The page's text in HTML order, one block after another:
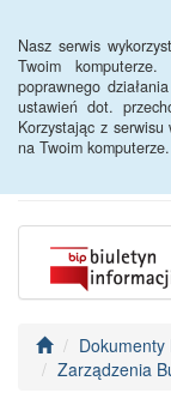
Nasz serwis
Twoim
poprawnego
ustawień dot.
Korzystając z
na Twoim komputerze.
BIP -
Dokumenty
Zarządzenia